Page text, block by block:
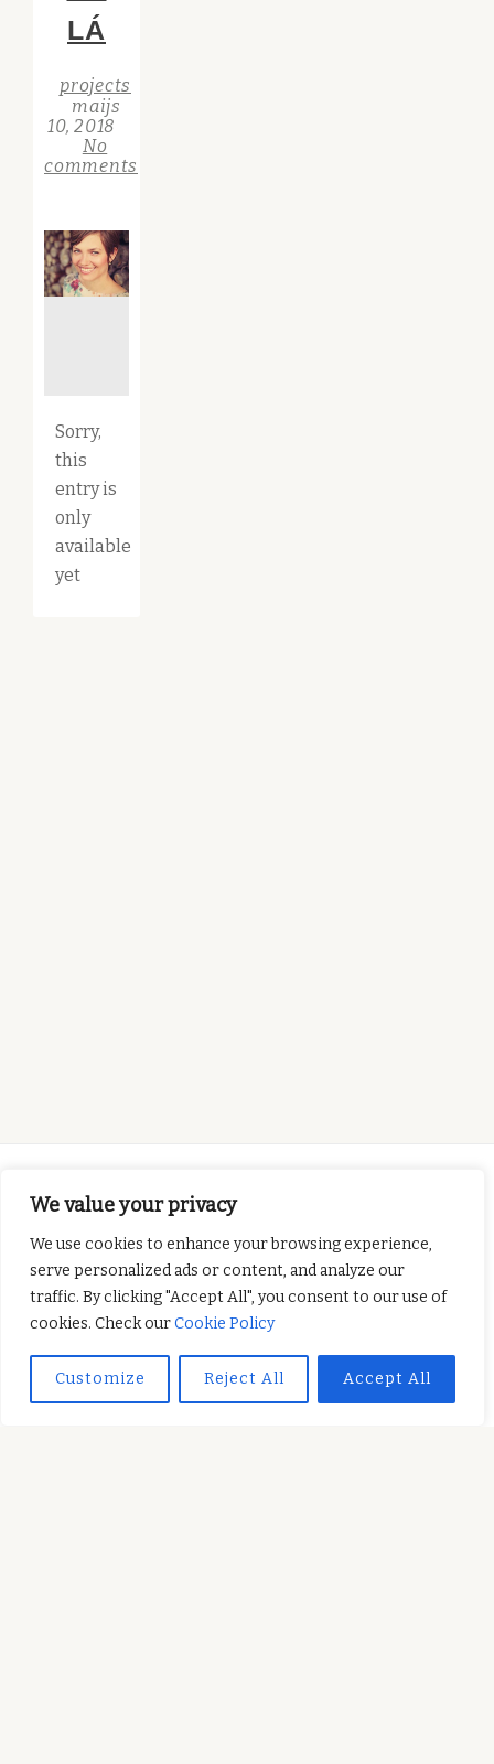
We value your privacy
We use cookies to enhance your browsing experience,
serve personalized ads or content, and analyze our
traffic. By clicking "Accept All", you consent to our use of
cookies. Check ourCookie Policy
Customize Reject All Accept All
LÁ
projects
maijs
10, 2018
No
comments
Sorry,
this
entry is
only
available
yet
Šis projekts tiek finansēts ar Eiropas Komisijas
atbalstu. Šī publikācija atspoguļo vienīgi autora
uzskatus, un Komisijai nevar uzlikt atbildību par
tajā ietvertās informācijas jebkuru iespējamo
izlietojumu.